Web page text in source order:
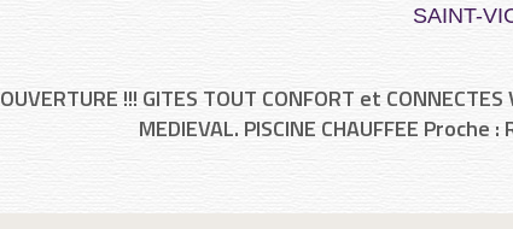
SAINT-
OUVERTURE !!! GITES TOUT CONFORT et
MEDIEVAL. PISCINE CHAUFFEE Proche